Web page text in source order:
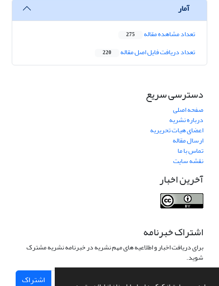
آمار
تعداد مشاهده مقاله 275
تعداد دریافت فایل اصل مقاله 220
دسترسی سریع
صفحه اصلی
درباره نشریه
اعضای هیات تحریریه
ارسال مقاله
تماس با ما
نقشه سایت
آخرین اخبار
اشتراک خبرنامه
برای دریافت اخبار و اطلاعیه های مهم نشریه در خبرنامه نشریه مشترک
شوید.
اشتراک